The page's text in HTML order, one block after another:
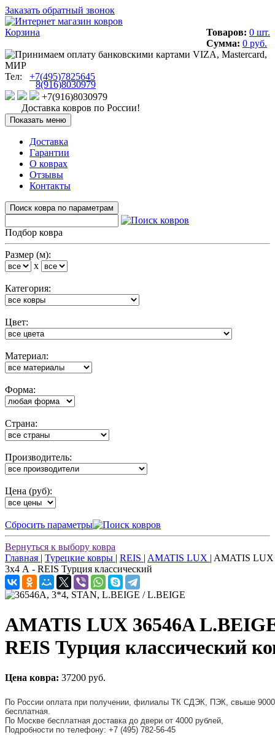
Заказать обратный звонок
Корзина Товаров: 0 шт.
Сумма: 0 руб.
Тел: +7(495)7825645
8(916)8030979
+7(916)8030979
Доставка ковров по России!
Показать меню
Доставка
Гарантии
О коврах
Отзывы
Контакты
Поиск ковра по параметрам
Подбор ковра
Размер (м):
x
Категория:
Цвет:
Материал:
Форма:
Cтрана:
Производитель:
Цена (руб):
Cбросить параметры
Вернуться к выбору ковра
Главная | Турецкие ковры | REIS | AMATIS LUX | AMATIS LUX
3x4 А - REIS Турция классический
AMATIS LUX 36546A
REIS Турция классический
Цена ковра: 37200 руб.
По России оплата при получении, филиалы ТК СДЭК, ПЭК, свыше 9000
бесплатная.
По Москве бесплатная доставка до двери от 4000 рублей,
Подробности по телефону: +7 (495) 782-56-45